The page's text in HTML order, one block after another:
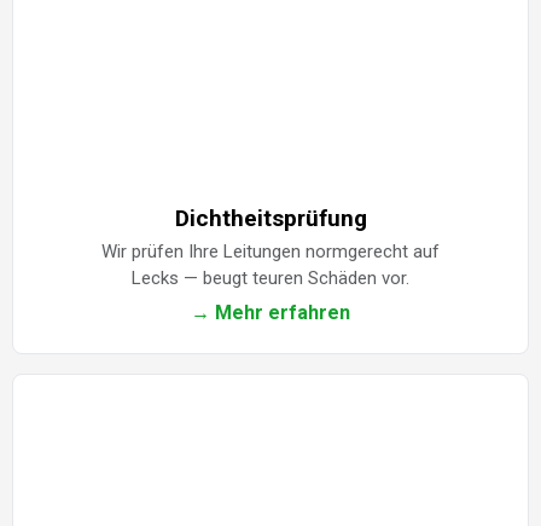
Dichtheitsprüfung
Wir prüfen Ihre Leitungen normgerecht auf
Lecks — beugt teuren Schäden vor.
→ Mehr erfahren